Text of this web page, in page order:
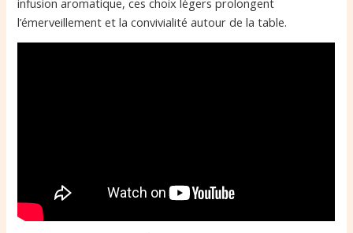
l’émerveillement et la convivialité autour de la table.